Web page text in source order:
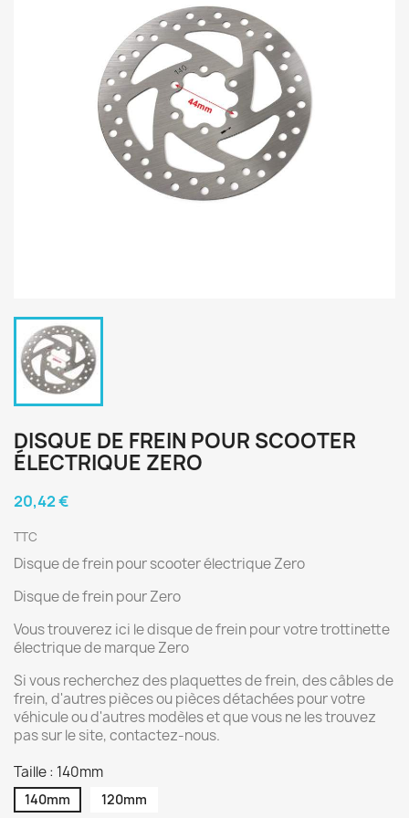
DISQUE DE FREIN POUR SCOOTER
ÉLECTRIQUE ZERO
20,42 €
TTC
Disque de frein pour scooter électrique Zero
Disque de frein pour Zero
Vous trouverez ici le disque de frein pour votre trottinette
électrique de marque Zero
Si vous recherchez des plaquettes de frein, des câbles de
frein, d'autres pièces ou pièces détachées pour votre
véhicule ou d'autres modèles et que vous ne les trouvez
pas sur le site, contactez-nous.
Taille : 140mm
140mm 120mm